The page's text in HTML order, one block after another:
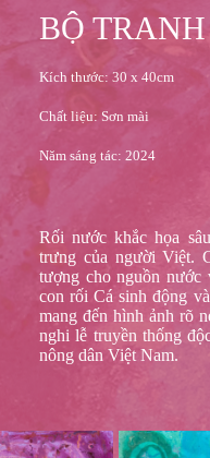
BỘ
Kích thước: 30 x 40cm
Chất liệu: Sơn mài
Năm sáng tác: 2024
Rối nước khắc họa
trưng của người Việt.
tượng cho nguồn
con rối Cá sinh động
mang đến hình ảnh rõ
nghi lễ truyền thống
nông dân Việt Nam.